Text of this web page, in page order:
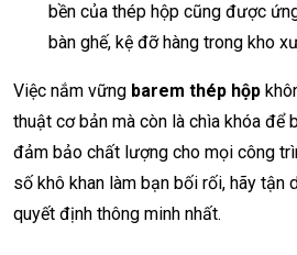
bền của thép hộp cũng được
bàn ghế, kệ đỡ hàng trong kho
Việc nắm vững barem thép hộp
thuật cơ bản mà còn là chìa khóa để
đảm bảo chất lượng cho mọi công
số khô khan làm bạn bối rối, hãy tận
quyết định thông minh nhất.